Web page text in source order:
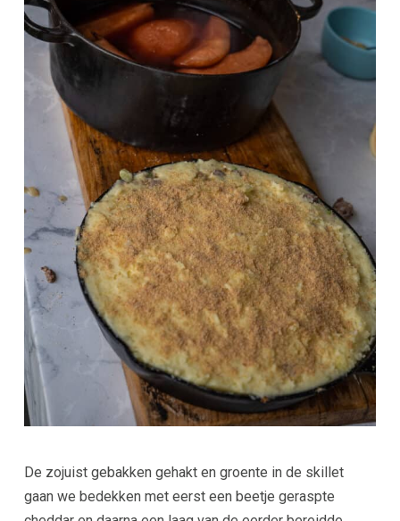
De zojuist gebakken gehakt en groente in de skillet
gaan we bedekken met eerst een beetje geraspte